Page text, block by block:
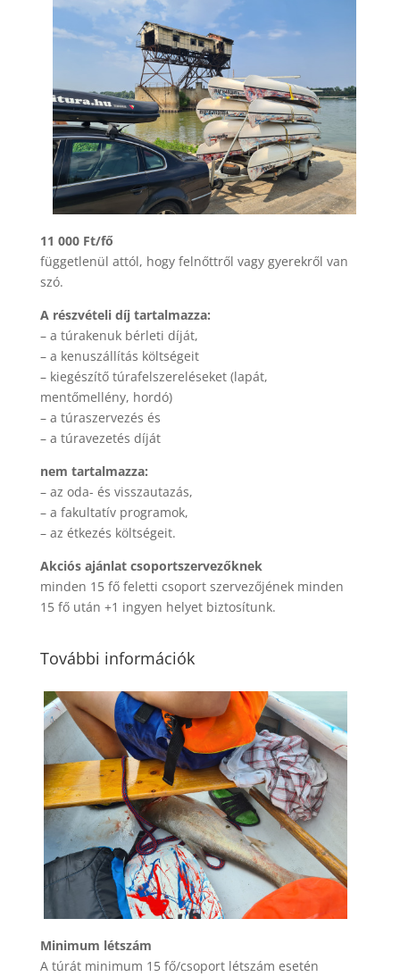
11 000 Ft/fő
függetlenül attól, hogy felnőttről vagy gyerekről van
szó.
A részvételi díj tartalmazza:
– a túrakenuk bérleti díját,
– a kenuszállítás költségeit
– kiegészítő túrafelszereléseket (lapát,
mentőmellény, hordó)
– a túraszervezés és
– a túravezetés díját
nem tartalmazza:
– az oda- és visszautazás,
– a fakultatív programok,
– az étkezés költségeit.
Akciós ajánlat csoportszervezőknek
minden 15 fő feletti csoport szervezőjének minden
15 fő után +1 ingyen helyet biztosítunk.
További információk
Minimum létszám
A túrát minimum 15 fő/csoport létszám esetén